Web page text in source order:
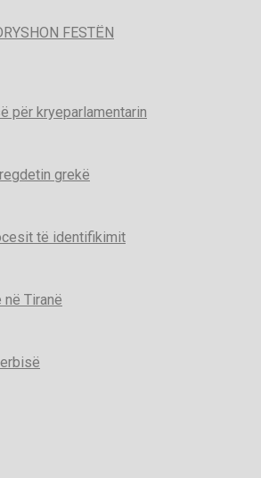
FESTËN
për kryeparlamentarin
grekë
të identifikimit
Tiranë